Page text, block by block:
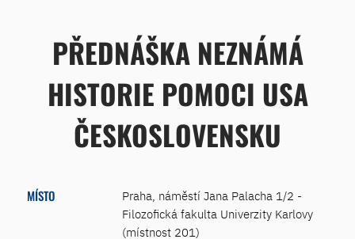
PŘEDNÁŠKA NEZNÁMÁ
HISTORIE POMOCI USA
ČESKOSLOVENSKU
MÍSTO
Praha, náměstí Jana Palacha 1/2 -
Filozofická fakulta Univerzity Karlovy
(místnost 201)